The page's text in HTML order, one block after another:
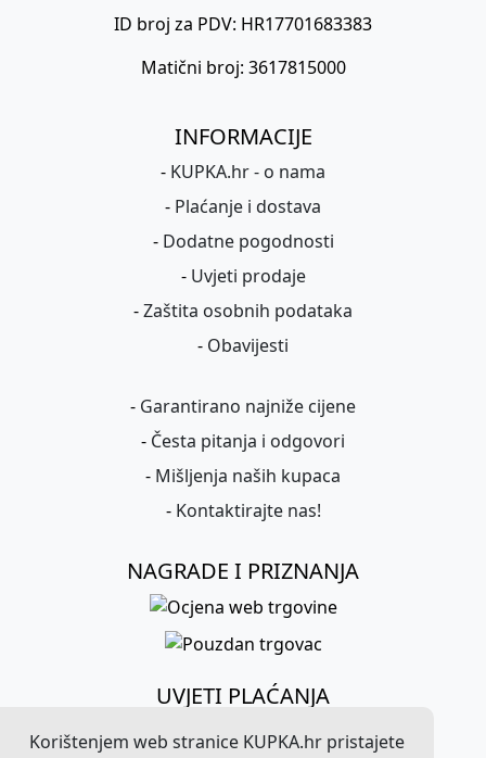
Korištenjem web stranice KUPKA.hr pristajete
ID broj za PDV: HR17701683383
Matični broj: 3617815000
INFORMACIJE
- KUPKA.hr - o nama
- Plaćanje i dostava
- Dodatne pogodnosti
- Uvjeti prodaje
-Zaštita osobnih podataka
- Obavijesti
- Garantirano najniže cijene
- Česta pitanja i odgovori
- Mišljenja naših kupaca
- Kontaktirajte nas!
NAGRADE I PRIZNANJA
UVJETI PLAĆANJA